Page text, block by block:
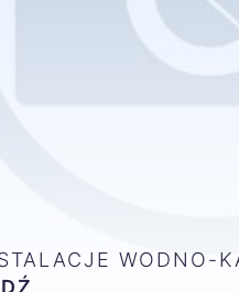
WODNO-